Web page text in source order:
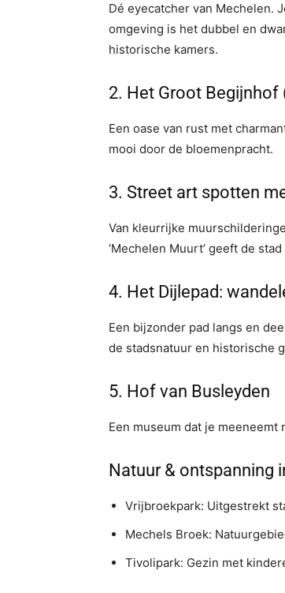
Dé eyecatcher van Mechelen.
omgeving is het dubbel en
historische kamers.
2.⁠ ⁠Het Groot Begijnhof
Een oase van rust met
mooi door de bloemenpracht.
3.⁠ ⁠Street art spotten
Van kleurrijke
‘Mechelen Muurt’ geeft de
4.⁠ ⁠Het Dijlepad:
Een bijzonder pad langs en
de stadsnatuur en historische
5.⁠ ⁠Hof van Busleyden
Een museum dat je
Natuur & ontspanning
Vrijbroekpark: Uitgestrekt
Mechels Broek:
Tivolipark: Gezin met